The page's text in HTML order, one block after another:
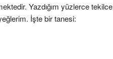
Yazdığım yüzlerce tekilce
İşte bir tanesi: